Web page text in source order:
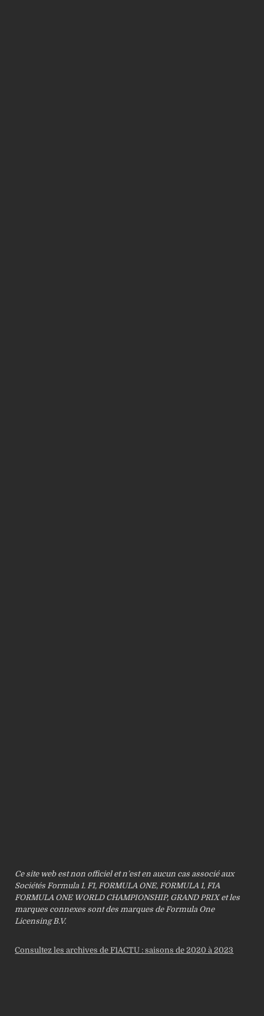
Ce site web est non officiel et n’est en aucun cas associé aux
Sociétés Formula 1. F1, FORMULA ONE, FORMULA 1, FIA
FORMULA ONE WORLD CHAMPIONSHIP, GRAND PRIX et les
marques connexes sont des marques de Formula One
Licensing B.V.
Consultez les archives de F1ACTU : saisons de 2020 à 2023